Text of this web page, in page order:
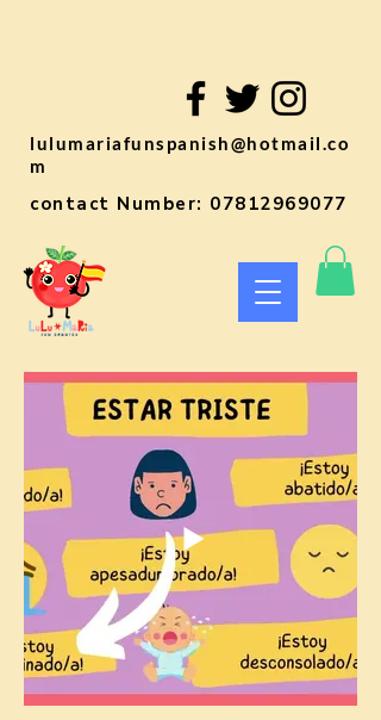
lulumariafunspanish@hotmail.co
m
contact Number: 07812969077